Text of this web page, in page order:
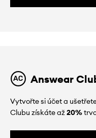
Answear
Vytvořte si účet a
Clubu získáte až20%